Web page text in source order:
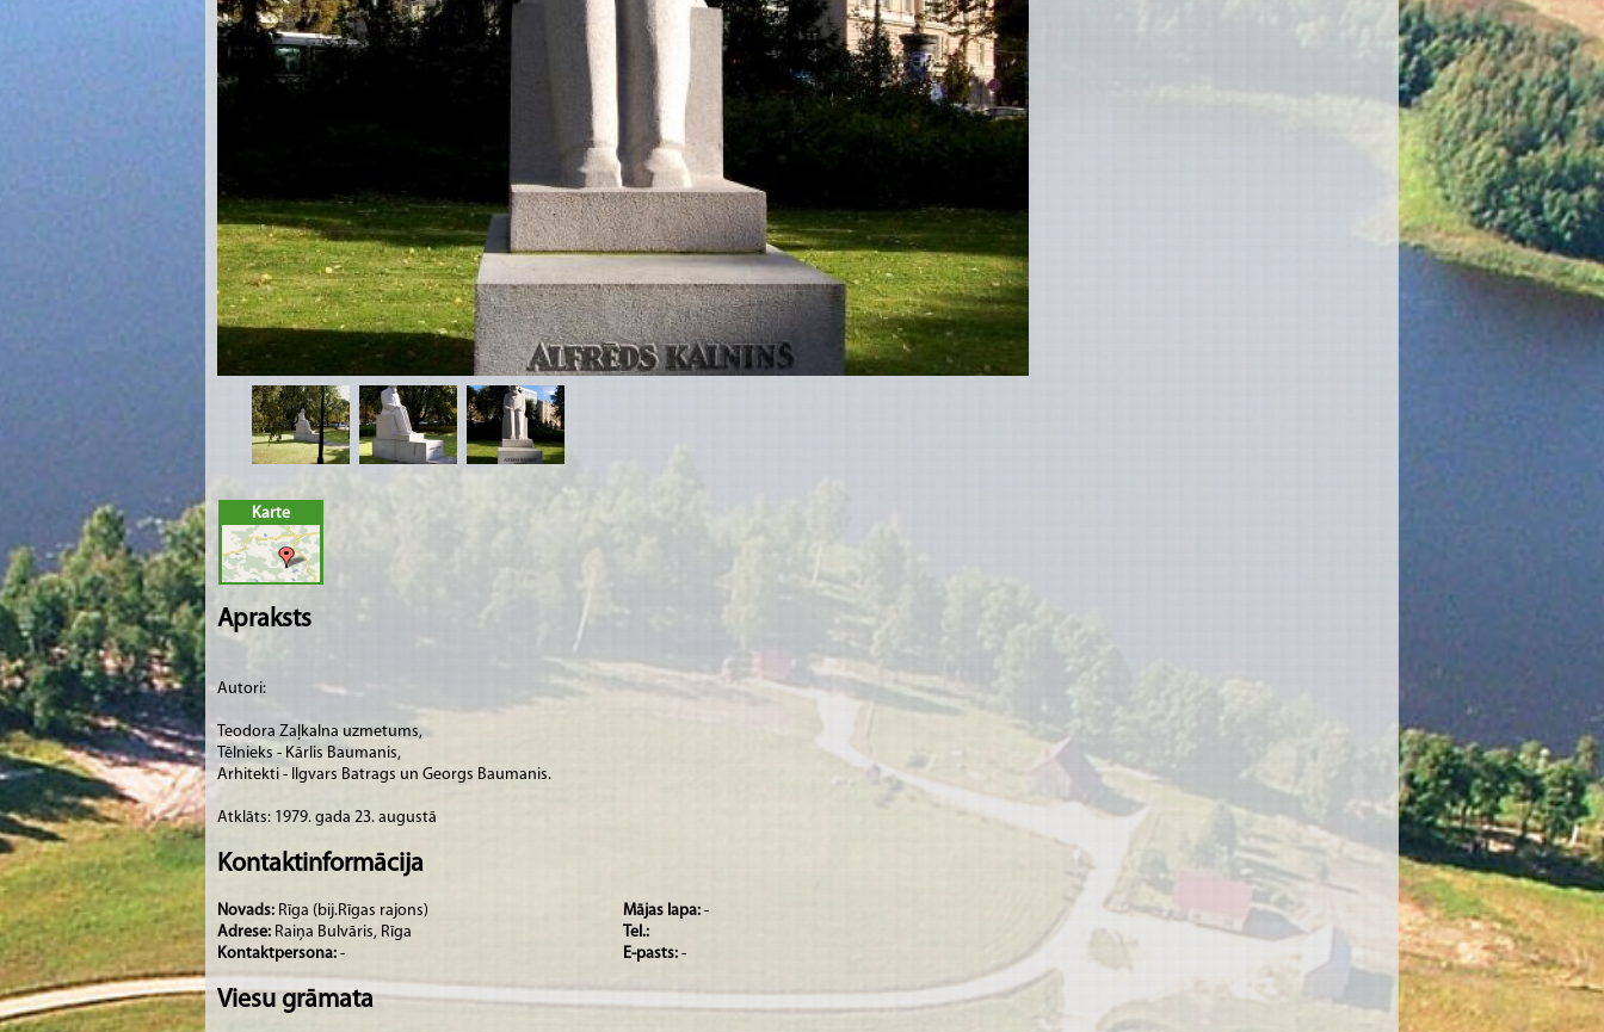
Karte
Apraksts
Autori:
Teodora Zaļkalna uzmetums,
Tēlnieks - Kārlis Baumanis,
Arhitekti - Ilgvars Batrags un Georgs Baumanis.
Atklāts: 1979. gada 23. augustā
Kontaktinformācija
Novads: Rīga (bij.Rīgas rajons)
Adrese: Raiņa Bulvāris, Rīga
Kontaktpersona: -
Mājas lapa: -
Tel.:
E-pasts: -
Viesu grāmata